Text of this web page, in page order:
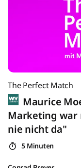
The Perfect Match
Maurice
Marketing war
nie nicht da"
5 Minuten